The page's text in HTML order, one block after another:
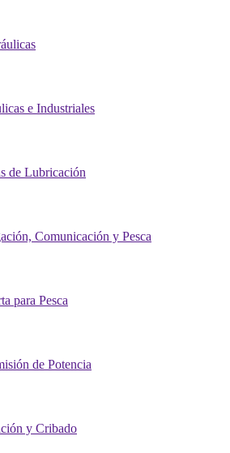
e Industriales
de Lubricación
Comunicación y Pesca
para Pesca
de Potencia
y Cribado